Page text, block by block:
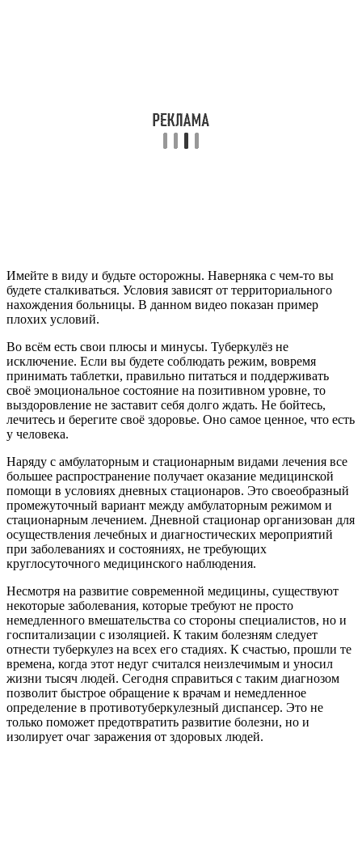
Имейте в виду и будьте осторожны. Наверняка с чем-то вы
будете сталкиваться. Условия зависят от территориального
нахождения больницы. В данном видео показан пример
плохих условий.
Во всём есть свои плюсы и минусы. Туберкулёз не
исключение. Если вы будете соблюдать режим, вовремя
принимать таблетки, правильно питаться и поддерживать
своё эмоциональное состояние на позитивном уровне, то
выздоровление не заставит себя долго ждать. Не бойтесь,
лечитесь и берегите своё здоровье. Оно самое ценное, что есть
у человека.
Наряду с амбулаторным и стационарным видами лечения все
большее распространение получает оказание медицинской
помощи в условиях дневных стационаров. Это своеобразный
промежуточный вариант между амбулаторным режимом и
стационарным лечением. Дневной стационар организован для
осуществления лечебных и диагностических мероприятий
при заболеваниях и состояниях, не требующих
круглосуточного медицинского наблюдения.
Несмотря на развитие современной медицины, существуют
некоторые заболевания, которые требуют не просто
немедленного вмешательства со стороны специалистов, но и
госпитализации с изоляцией. К таким болезням следует
отнести туберкулез на всех его стадиях. К счастью, прошли те
времена, когда этот недуг считался неизлечимым и уносил
жизни тысяч людей. Сегодня справиться с таким диагнозом
позволит быстрое обращение к врачам и немедленное
определение в противотуберкулезный диспансер. Это не
только поможет предотвратить развитие болезни, но и
изолирует очаг заражения от здоровых людей.